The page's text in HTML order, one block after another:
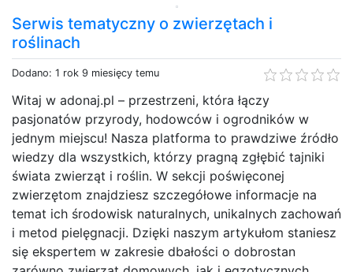
Serwis tematyczny o zwierzętach i
roślinach
Dodano: 1 rok 9 miesięcy temu
Witaj w adonaj.pl – przestrzeni, która łączy
pasjonatów przyrody, hodowców i ogrodników w
jednym miejscu! Nasza platforma to prawdziwe źródło
wiedzy dla wszystkich, którzy pragną zgłębić tajniki
świata zwierząt i roślin. W sekcji poświęconej
zwierzętom znajdziesz szczegółowe informacje na
temat ich środowisk naturalnych, unikalnych zachowań
i metod pielęgnacji. Dzięki naszym artykułom staniesz
się ekspertem w zakresie dbałości o dobrostan